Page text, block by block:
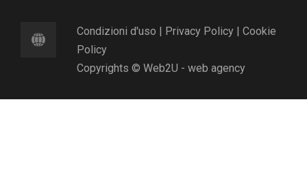
Condizioni d'uso | Privacy Policy | Cookie
Policy
Copyrights © Web2U - web agency